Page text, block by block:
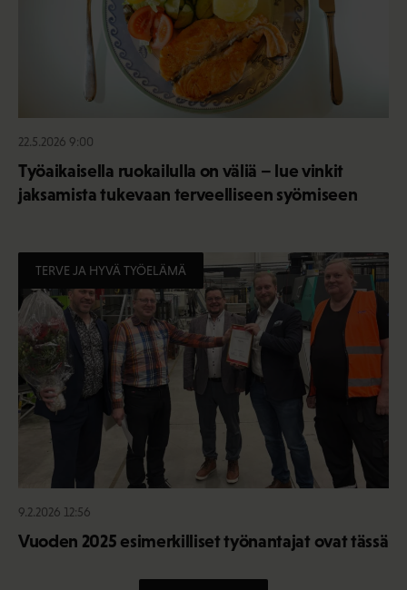
22.5.2026 9:00
Työaikaisella ruokailulla on väliä – lue vinkit
jaksamista tukevaan terveelliseen syömiseen
TERVE JA HYVÄ TYÖELÄMÄ
9.2.2026 12:56
Vuoden 2025 esimerkilliset työnantajat ovat tässä